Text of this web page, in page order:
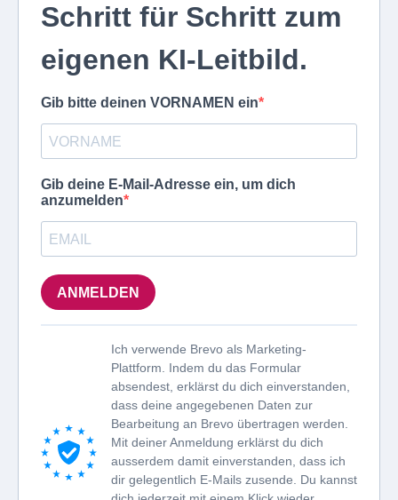
Schritt für Schritt zum
eigenen KI-Leitbild.
Gib bitte deinen VORNAMEN ein
Gib deine E-Mail-Adresse ein, um dich
anzumelden
ANMELDEN
Ich verwende Brevo als Marketing-
Plattform. Indem du das Formular
absendest, erklärst du dich einverstanden,
dass deine angegebenen Daten zur
Bearbeitung an Brevo übertragen werden.
Mit deiner Anmeldung erklärst du dich
ausserdem damit einverstanden, dass ich
dir gelegentlich E-Mails zusende. Du kannst